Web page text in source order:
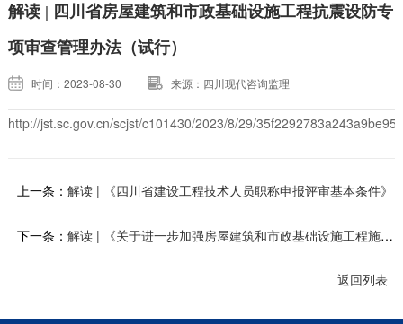
解读 | 四川省房屋建筑和市政基础设施工程抗震设防专
项审查管理办法（试行）
时间：2023-08-30 来源：四川现代咨询监理
http://jst.sc.gov.cn/scjst/c101430/2023/8/29/
上一条： 解读 | 《四川省建设工程技术人员职称申报评审基本条件》
下一条： 解读 | 《关于进一步加强房屋建筑和市政基础设施工程施工图设计文件联合审查管理工作的通知》
返回列表